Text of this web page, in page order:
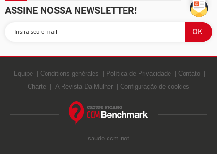
ASSINE NOSSA NEWSLETTER!
Equipe Conditions générales Política de Privacidade
Contato
Charte
A Revista Da Mulher Configuração de cookies
saude.ccm.net